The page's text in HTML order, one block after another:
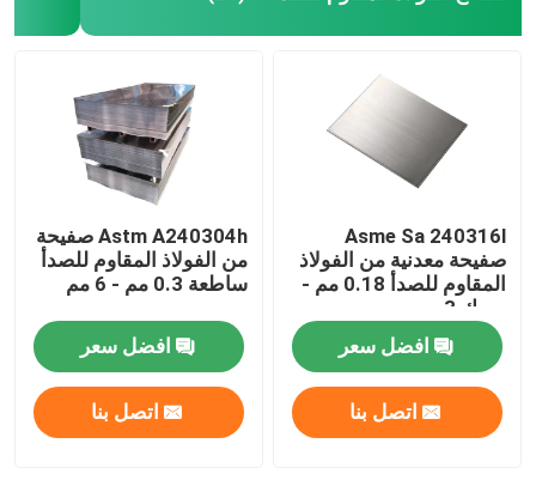
Asme Sa 240316l
صفيحة معدنية من الفولاذ
المقاوم للصدأ 0.18 مم -
سمك 3 مم
افضل سعر
اتصل بنا
Astm A240304h صفيحة
من الفولاذ المقاوم للصدأ
ساطعة 0.3 مم - 6 مم
افضل سعر
اتصل بنا